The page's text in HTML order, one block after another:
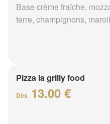
Base crème fraîche,
terre, champignons,
Pizza la grilly food
Dès 13.00 €